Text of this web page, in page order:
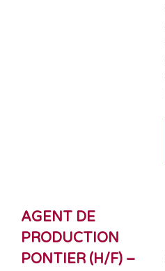
AGENT DE
PRODUCTION
PONTIER (H/F) –